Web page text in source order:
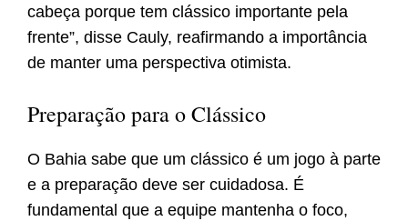
cabeça porque tem clássico importante pela
frente”, disse Cauly, reafirmando a importância
de manter uma perspectiva otimista.
Preparação para o Clássico
O Bahia sabe que um clássico é um jogo à parte
e a preparação deve ser cuidadosa. É
fundamental que a equipe mantenha o foco,